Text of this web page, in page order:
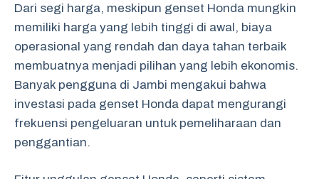
Dari segi harga, meskipun genset Honda mungkin
memiliki harga yang lebih tinggi di awal, biaya
operasional yang rendah dan daya tahan terbaik
membuatnya menjadi pilihan yang lebih ekonomis.
Banyak pengguna di Jambi mengakui bahwa
investasi pada genset Honda dapat mengurangi
frekuensi pengeluaran untuk pemeliharaan dan
penggantian.